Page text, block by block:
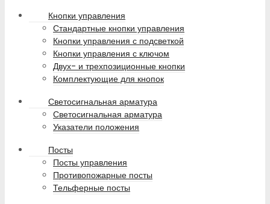
Кнопки управления
Стандартные кнопки управления
Кнопки управления с подсветкой
Кнопки управления с ключом
Двух- и трехпозиционные кнопки
Комплектующие для кнопок
Светосигнальная арматура
Светосигнальная арматура
Указатели положения
Посты
Посты управления
Противопожарные посты
Тельферные посты